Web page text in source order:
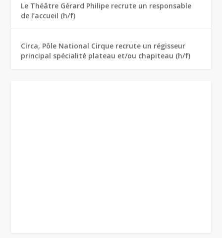
Le Théâtre Gérard Philipe recrute un responsable
de l’accueil (h/f)
Circa, Pôle National Cirque recrute un régisseur
principal spécialité plateau et/ou chapiteau (h/f)